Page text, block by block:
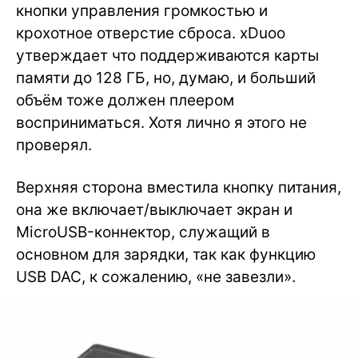
кнопки управления громкостью и
крохотное отверстие сброса. xDuoo
утверждает что поддерживаются карты
памяти до 128 ГБ, но, думаю, и больший
объём тоже должен плеером
восприниматься. Хотя лично я этого не
проверял.
Верхняя сторона вместила кнопку питания,
она же включает/выключает экран и
MicroUSB-коннектор, служащий в
основном для зарядки, так как функцию
USB DAC, к сожалению, «не завезли».